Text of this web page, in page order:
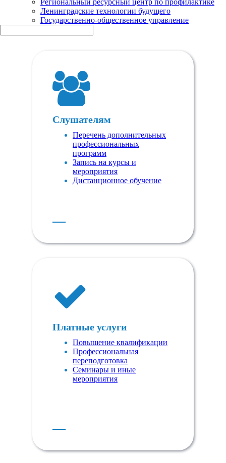
Региональный ресурсный центр по профилактике
Ленинградские технологии будущего
Государственно-общественное управление
Слушателям
Перечень дополнительных
профессиональных
программ
Запись на курсы и
мероприятия
Дистанционное обучение
Платные услуги
Повышение квалификации
Профессиональная
переподготовка
Семинары и иные
мероприятия